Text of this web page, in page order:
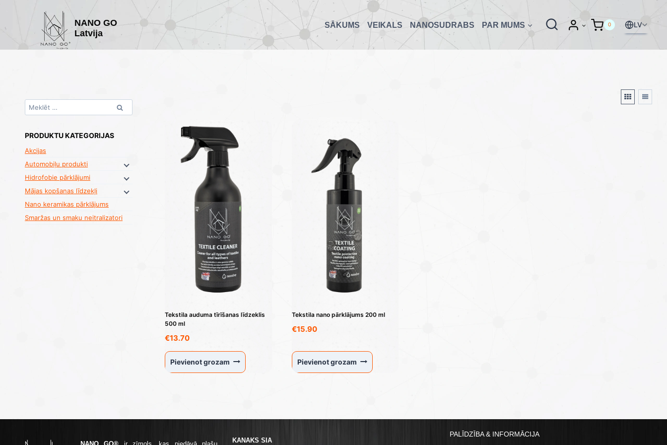
NANO GO
Latvija
SĀKUMS VEIKALS NANOSUDRABS PAR MUMS 0 LV
Tekstila auduma tīrīšanas līdzeklis
500 ml
€13.70
Pievienot grozam
Tekstila nano pārklājums 200 ml
€15.90
Pievienot grozam
Meklēt:
PRODUKTU KATEGORIJAS
Akcijas
Automobiļu produkti
Hidrofobie pārklājumi
Mājas kopšanas līdzekļi
Nano keramikas pārklājums
Smaržas un smaku neitralizatori
NANO GO® ir zīmols, kas piedāvā plašu KANAKS SIA
PALĪDZĪBA & INFORMĀCIJA